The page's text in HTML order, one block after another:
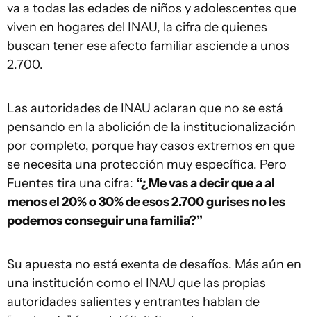
va a todas las edades de niños y adolescentes que
viven en hogares del INAU, la cifra de quienes
buscan tener ese afecto familiar asciende a unos
2.700.
Las autoridades de INAU aclaran que no se está
pensando en la abolición de la institucionalización
por completo, porque hay casos extremos en que
se necesita una protección muy específica. Pero
Fuentes tira una cifra: “¿Me vas a decir que a al
menos el 20% o 30% de esos 2.700 gurises no les
podemos conseguir una familia?”
Su apuesta no está exenta de desafíos. Más aún en
una institución como el INAU que las propias
autoridades salientes y entrantes hablan de